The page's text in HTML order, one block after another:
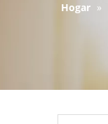
Hogar »